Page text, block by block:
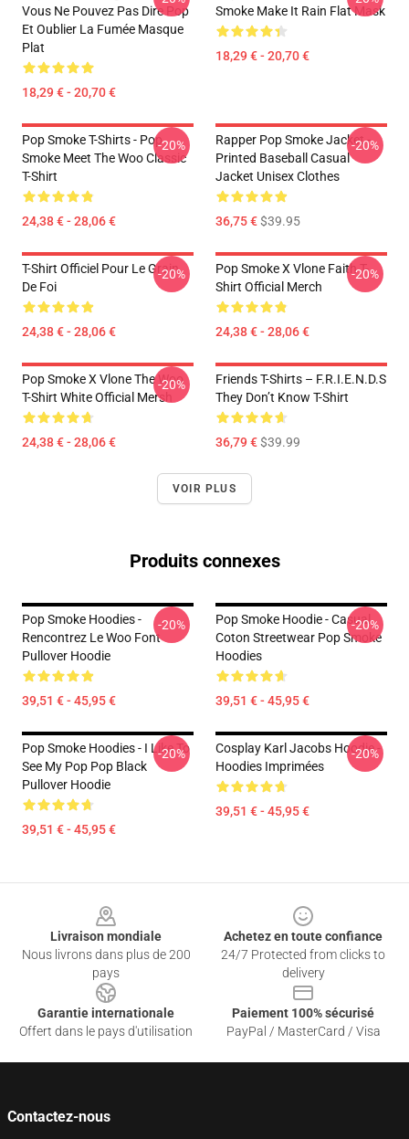
Vous Ne Pouvez Pas Dire Pop
Et Oublier La Fumée Masque
Plat
18,29 € - 20,70 €
Smoke Make It Rain Flat Mask
18,29 € - 20,70 €
Pop Smoke T-Shirts - Pop
Smoke Meet The Woo Classic
T-Shirt
24,38 € - 28,06 €
-20%
Rapper Pop Smoke Jacket -
Printed Baseball Casual
Jacket Unisex Clothes
36,75 €$39.95
-20%
T-Shirt Officiel Pour Le Grain
De Foi
24,38 € - 28,06 €
-20%
Pop Smoke X Vlone Faith T-
Shirt Official Merch
24,38 € - 28,06 €
-20%
Pop Smoke X Vlone The Woo
T-Shirt White Official Mersh
24,38 € - 28,06 €
-20%
Friends T-Shirts – F.R.I.E.N.D.S
They Don’t Know T-Shirt
36,79 €$39.99
VOIR PLUS
Produits connexes
Pop Smoke Hoodies -
Rencontrez Le Woo Font
Pullover Hoodie
39,51 € - 45,95 €
-20%
Pop Smoke Hoodie - Casual
Coton Streetwear Pop Smoke
Hoodies
39,51 € - 45,95 €
-20%
Pop Smoke Hoodies - I Like To
See My Pop Pop Black
Pullover Hoodie
39,51 € - 45,95 €
-20%
Cosplay Karl Jacobs Hoodie -
Hoodies Imprimées
39,51 € - 45,95 €
-20%
Livraison mondiale
Nous livrons dans plus de 200
pays
Achetez en toute confiance
24/7 Protected from clicks to
delivery
Garantie internationale
Offert dans le pays d'utilisation
Paiement 100% sécurisé
PayPal / MasterCard / Visa
Contactez-nous